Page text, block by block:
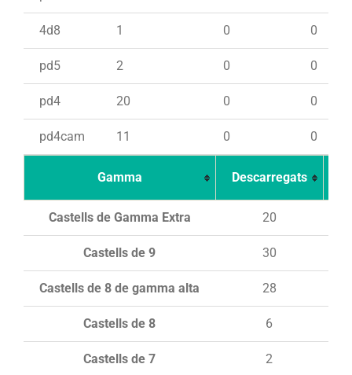
4d8 1 0 0
pd5 2 0 0
pd4 20 0 0
pd4cam 11 0 0
Gamma Descarregats
Castells de Gamma Extra 20
Castells de 9 30
Castells de 8 de gamma alta 28
Castells de 8 6
Castells de 7 2